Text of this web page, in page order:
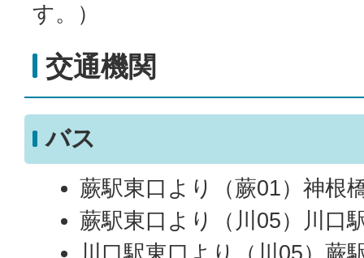
す。）
交通機関
バス
蕨駅東口より（蕨01）神根
蕨駅東口より（川05）川口